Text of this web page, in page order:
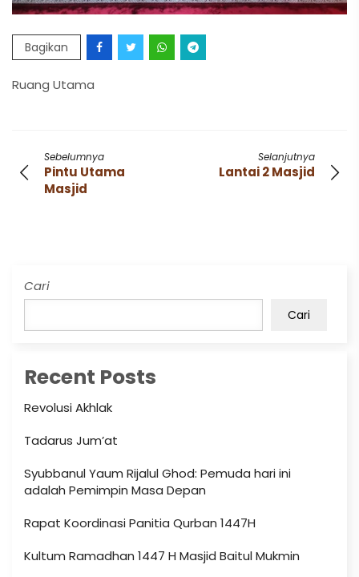
Bagikan
Ruang Utama
Sebelumnya
Pintu Utama
Masjid
Selanjutnya
Lantai 2 Masjid
Cari
Cari
Recent Posts
Revolusi Akhlak
Tadarus Jum’at
Syubbanul Yaum Rijalul Ghod: Pemuda hari ini
adalah Pemimpin Masa Depan
Rapat Koordinasi Panitia Qurban 1447H
Kultum Ramadhan 1447 H Masjid Baitul Mukmin